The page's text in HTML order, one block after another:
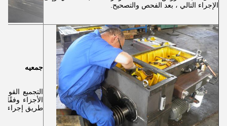
الإجراء التالي ، بعد الفحص والتصحيح.
جمعيه
التجميع
الأجزاء
طريق إجراء